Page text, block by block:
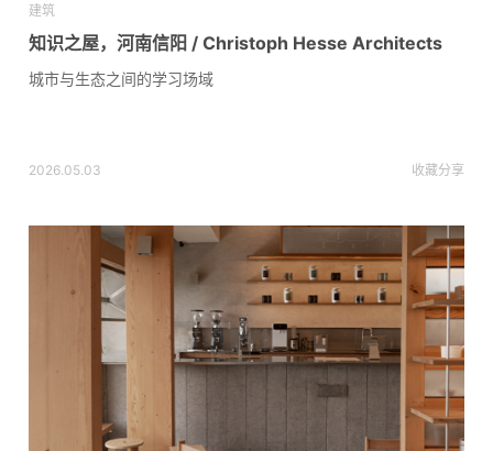
建筑
知识之屋，河南信阳 / Christoph Hesse Architects
城市与生态之间的学习场域
2026.05.03 收藏分享